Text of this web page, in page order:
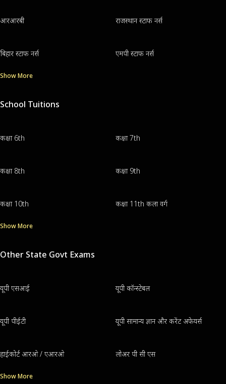
आरआरबी राजस्थान स्टाफ नर्स
बिहार स्टाफ नर्स एमपी स्टाफ नर्स
Show More
School Tuitions
कक्षा 6th कक्षा 7th
कक्षा 8th कक्षा 9th
कक्षा 10th कक्षा 11th कला वर्ग
Show More
Other State Govt Exams
यूपी एसआई यूपी कॉन्स्टेबल
यूपी पीईटी यूपी सामान्य ज्ञान और करेंट अफेयर्स
हाईकोर्ट आरओ / एआरओ लोअर पी सी एस
Show More